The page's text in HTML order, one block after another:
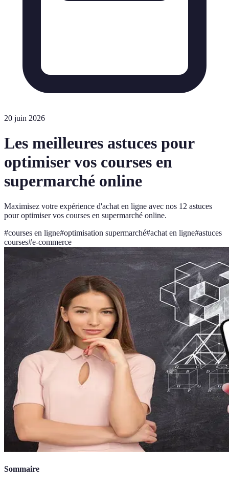
20 juin 2026
Les meilleures astuces pour
optimiser vos courses en
supermarché online
Maximisez votre expérience d'achat en ligne avec nos 12 astuces
pour optimiser vos courses en supermarché online.
#courses en ligne#optimisation supermarché#achat en ligne#astuces
courses#e-commerce
Sommaire